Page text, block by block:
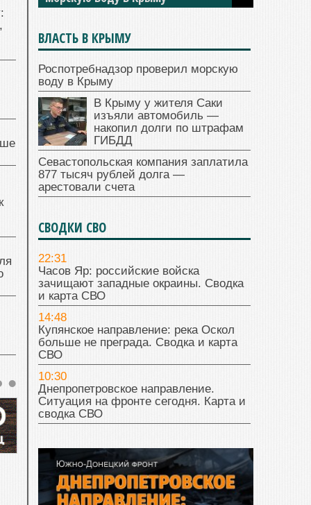
ВЛАСТЬ В КРЫМУ
Роспотребнадзор проверил морскую
воду в Крыму
В Крыму у жителя Саки
изъяли автомобиль —
накопил долги по штрафам
ГИБДД
Севастопольская компания заплатила
877 тысяч рублей долга —
арестовали счета
СВОДКИ СВО
22:31
Часов Яр: российские войска
зачищают западные окраины. Сводка
и карта СВО
14:48
Купянское направление: река Оскол
больше не преграда. Сводка и карта
СВО
10:30
Днепропетровское направление.
Ситуация на фронте сегодня. Карта и
сводка СВО